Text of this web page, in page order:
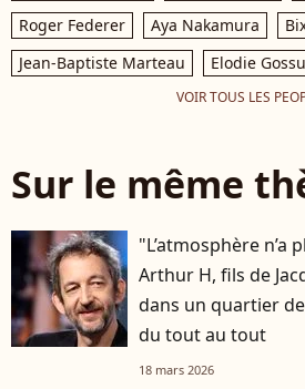
Roger Federer
Aya Nakamura
Jean-Baptiste Marteau
Elodie
VOIR TOUS LES
Sur le même
"L’atmosphère n’a
Arthur H, fils de
dans un quartier
du tout au tout
18 mars 2026